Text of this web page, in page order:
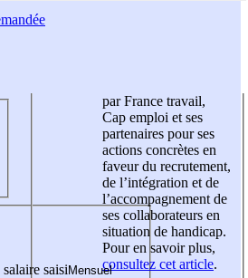
saisi
par France travail,
Cap emploi et ses
partenaires pour ses
actions concrètes en
faveur du recrutement,
de l’intégration et de
l’accompagnement de
ses collaborateurs en
situation de handicap.
Pour en savoir plus,
consultez cet article.